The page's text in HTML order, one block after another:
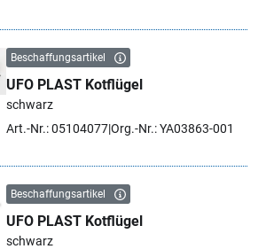
Beschaffungsartikel
UFO PLAST Kotflügel
schwarz
Art.-Nr.: 05104077Org.-Nr.: YA03863-001
Beschaffungsartikel
UFO PLAST Kotflügel
schwarz